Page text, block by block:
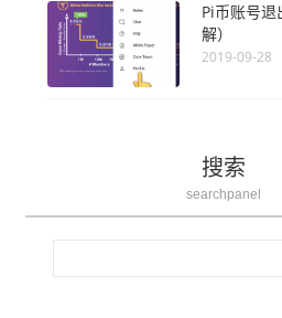
Pi币账号
解）
2019-09-28
搜索
searchpanel